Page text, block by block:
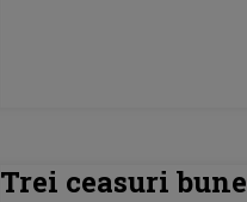
Trei ceasuri bune